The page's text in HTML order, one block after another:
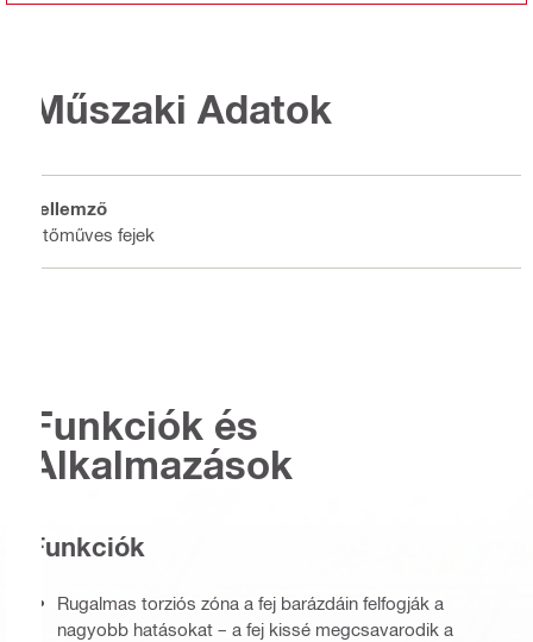
Műszaki Adatok
Jellemző
Ütőműves fejek
Funkciók és
Alkalmazások
Funkciók
Rugalmas torziós zóna a fej barázdáin felfogják a
nagyobb hatásokat – a fej kissé megcsavarodik a